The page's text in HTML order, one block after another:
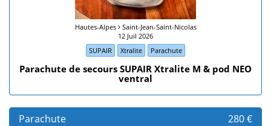
Hautes-Alpes Saint-Jean-Saint-Nicolas
12 Juil 2026
SUPAIR
Xtralite Parachute
Parachute de secours SUPAIR Xtralite M & pod NEO
ventral
Parachute 280 €